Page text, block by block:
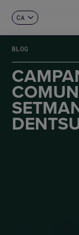
CA
FR
DE
IT
PT
BLOG